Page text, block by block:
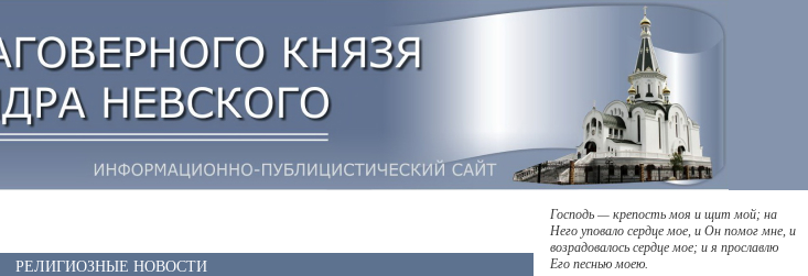
РЕЛИГИОЗНЫЕ НОВОСТИ
Господь — крепость моя и щит мой; на
Него уповало сердце мое, и Он помог мне, и
возрадовалось сердце мое; и я прославлю
Его песнью моею.